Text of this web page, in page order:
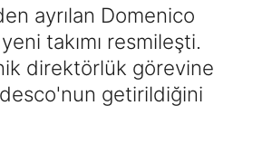
ayrılan Domenico
takımı resmileşti.
direktörlük görevine
getirildiğini